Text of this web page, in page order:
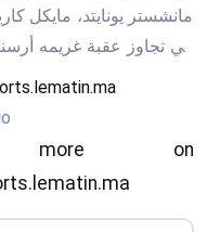
في تجاوز عقبة غريمه
more on